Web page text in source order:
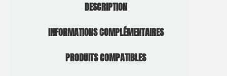
DESCRIPTION
INFORMATIONS COMPLÉMENTAIRES
PRODUITS COMPATIBLES